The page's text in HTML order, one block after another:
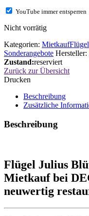
YouTube immer entsperren
Nicht vorrätig
Kategorien: MietkaufFlügel
Sonderangebote Hersteller:
Zustand:reserviert
Zurück zur Übersicht
Drucken
Beschreibung
Zusätzliche
Beschreibung
Flügel Julius
Mietkauf bei
neuwertig